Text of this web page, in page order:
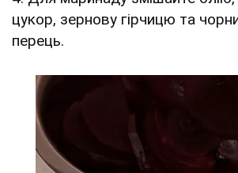
цукор, зернову гірчицю та
перець.